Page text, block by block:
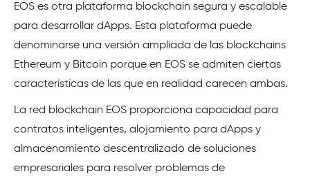
EOS es otra plataforma blockchain segura y escalable
para desarrollar dApps. Esta plataforma puede
denominarse una versión ampliada de las blockchains
Ethereum y Bitcoin porque en EOS se admiten ciertas
características de las que en realidad carecen ambas.
La red blockchain EOS proporciona capacidad para
contratos inteligentes, alojamiento para dApps y
almacenamiento descentralizado de soluciones
empresariales para resolver problemas de